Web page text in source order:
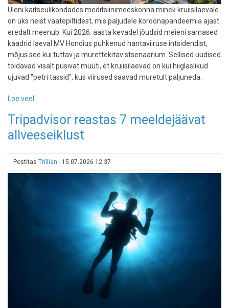
Üleni kaitseülikondades meditsiinimeeskonna minek kruiisilaevale
on üks neist vaatepiltidest, mis paljudele koroonapandeemia ajast
eredalt meenub. Kui 2026. aasta kevadel jõudsid meieni sarnased
kaadrid laeval MV Hondius puhkenud hantaviiruse intsidendist,
mõjus see kui tuttav ja murettekitav stsenaarium. Sellised uudised
toidavad visalt püsivat müüti, et kruiisilaevad on kui hiiglaslikud
ujuvad "petri tassid", kus viirused saavad muretult paljuneda.
Loe veel
ujuvatest
minilinnadest:
on
Tripadvisor reastas 7 meeldejäävat
allveeseiklust
Postitas Trillian - 15.07.2026 12:37